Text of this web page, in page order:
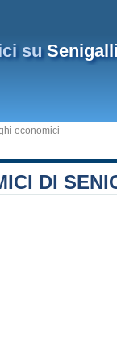
su
economici
DI